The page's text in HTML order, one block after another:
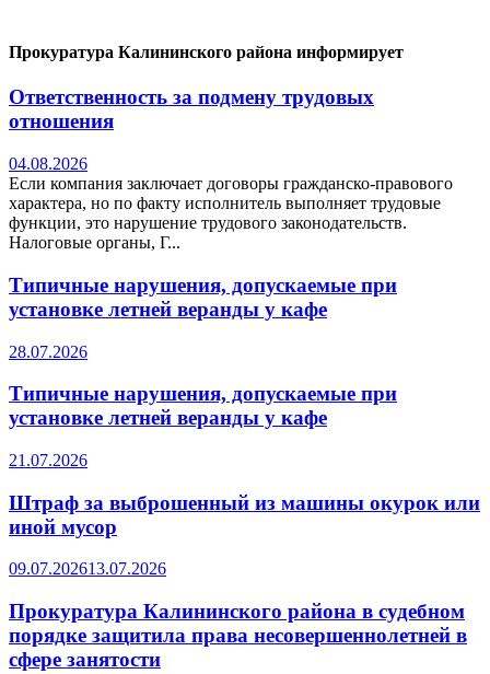
Прокуратура Калининского района информирует
Ответственность за подмену трудовых
отношения
04.08.2026
Если компания заключает договоры гражданско-правового
характера, но по факту исполнитель выполняет трудовые
функции, это нарушение трудового законодательств.
Налоговые органы, Г...
Типичные нарушения, допускаемые при
установке летней веранды у кафе
28.07.2026
Типичные нарушения, допускаемые при
установке летней веранды у кафе
21.07.2026
Штраф за выброшенный из машины окурок или
иной мусор
09.07.202613.07.2026
Прокуратура Калининского района в судебном
порядке защитила права несовершеннолетней в
сфере занятости